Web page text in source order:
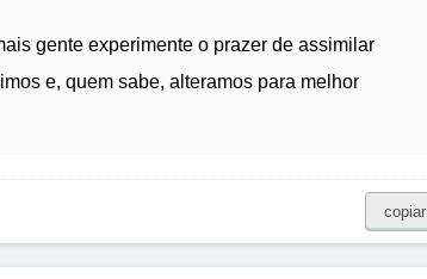
gente experimente o prazer de assimilar
e, quem sabe, alteramos para melhor
copiar